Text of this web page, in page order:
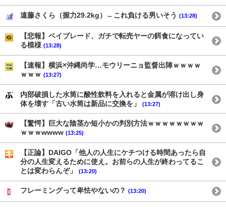
遠藤さくら（握力29.2kg）←これ負ける男いそう (13:28)
【悲報】ベイブレード、ガチで転売ヤーの餌食になってい
る模様 (13:28)
【速報】横浜×沖縄尚学…モウリーニョ監督出陣ｗｗｗｗ
ｗｗｗ (13:27)
内部破損した水筒に酸性飲料を入れると金属が溶け出し身
体を壊す「古い水筒は新品に交換を」
(13:27)
【驚愕】巨大な陰茎か短小かの判別方法ｗｗｗｗｗｗｗｗ
ｗｗｗwwww (13:25)
【正論】DAIGO「他人の人生にケチつける時間あったら自
分の人生変えるために使え。お前らの人生が終わってるこ
とは変わらんぞ」
(13:20)
フレーミングって卑怯やないの？ (13:20)